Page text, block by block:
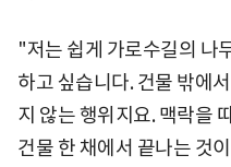
"저는 쉽게 가로수길의 나
하고 싶습니다. 건물 밖에
지 않는 행위지요. 맥락을
건물 한 채에서 끝나는 것